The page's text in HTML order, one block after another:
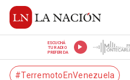
ESCUCHÁ
TU RADIO
PREFERIDA
#TerremotoEnVenezuela